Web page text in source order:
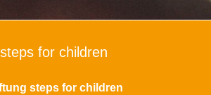
steps for children
steps for children